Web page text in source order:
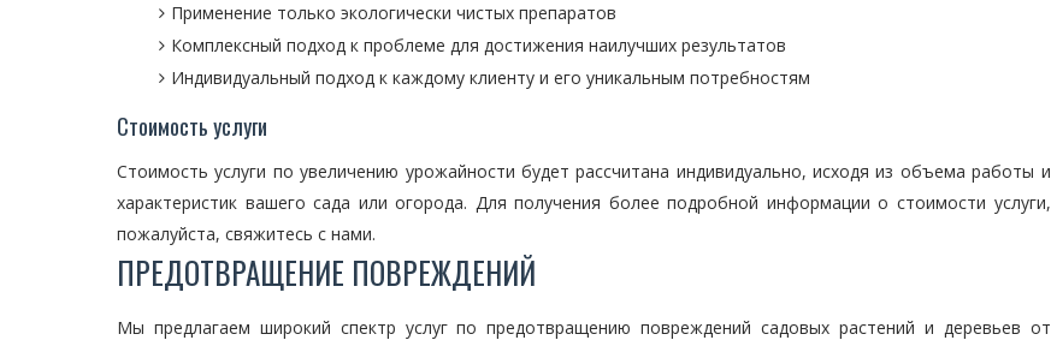
Применение только экологически чистых препаратов
Комплексный подход к проблеме для достижения наилучших результатов
Индивидуальный подход к каждому клиенту и его уникальным потребностям
Стоимость услуги
Стоимость услуги по увеличению урожайности будет рассчитана индивидуально, исходя из объема работы и
характеристик вашего сада или огорода. Для получения более подробной информации о стоимости услуги,
пожалуйста, свяжитесь с нами.
ПРЕДОТВРАЩЕНИЕ ПОВРЕЖДЕНИЙ
Мы предлагаем широкий спектр услуг по предотвращению повреждений садовых растений и деревьев от